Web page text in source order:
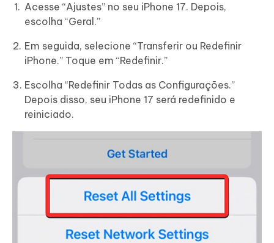
Acesse “Ajustes” no seu iPhone 17. Depois,
escolha “Geral.”
Em seguida, selecione “Transferir ou Redefinir
iPhone.” Toque em “Redefinir.”
Escolha “Redefinir Todas as Configurações.”
Depois disso, seu iPhone 17 será redefinido e
reiniciado.